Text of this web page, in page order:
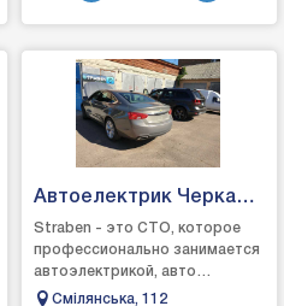
Автоелектрик Черкаси
Страбен
Straben - это СТО, которое
профессионально занимается
автоэлектрикой, авто
диагностикой,
Смілянська, 112